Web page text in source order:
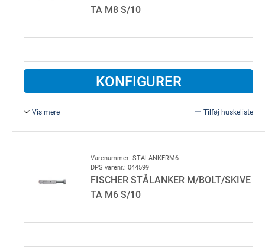
TA M8 S/10
KONFIGURER
Vis mere Tilføj huskeliste
Varenummer: STALANKERM6
DPS varenr.: 044599
FISCHER STÅLANKER M/BOLT/SKIVE
TA M6 S/10